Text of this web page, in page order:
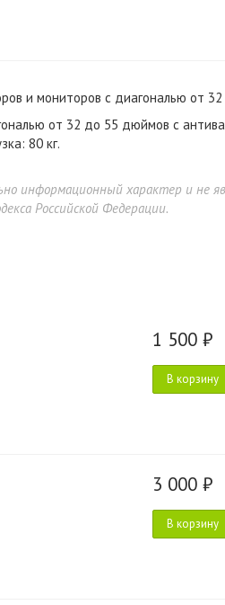
и мониторов с диагональю от
от 32 до 55 дюймов с
80 кг.
информационный характер и не
Российской Федерации.
1 500 ₽
В корзину
3 000 ₽
В корзину